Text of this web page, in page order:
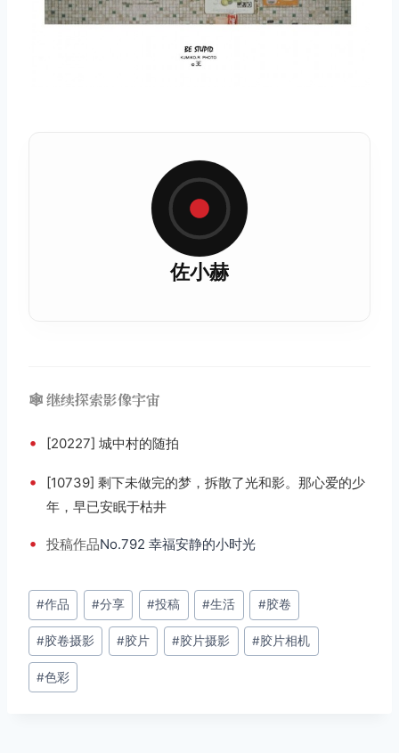
佐小赫
🕸️ 继续探索影像宇宙
• [20227] 城中村的随拍
•
[10739] 剩下未做完的梦，拆散了光和影。那心爱的少
年，早已安眠于枯井
• 投稿作品No.792 幸福安静的小时光
文
章
标
签：
#作品 #分享 #投稿 #生活 #胶卷
#胶卷摄影 #胶片 #胶片摄影 #胶片相机
#色彩